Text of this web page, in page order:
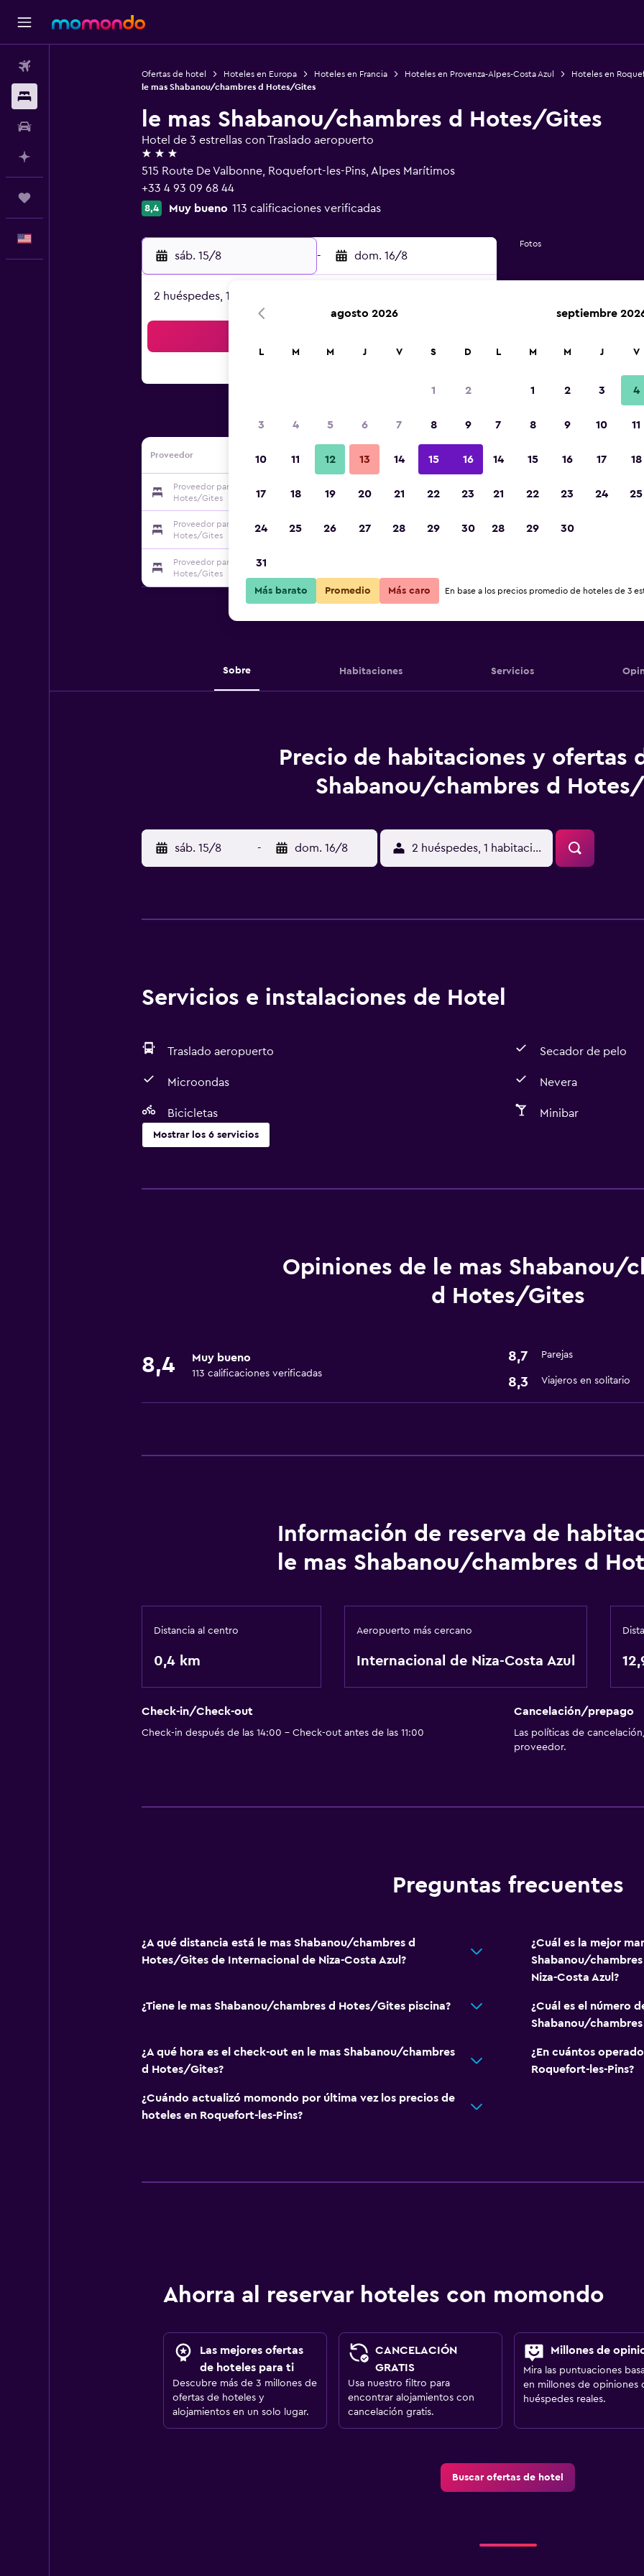
Ofertas de hotel Hoteles en Europa Hoteles en Francia Hoteles en Provenza-Alpes-Costa Azul
Hoteles en
le mas Shabanou/chambres d Hotes/Gites
le mas Shabanou/chambres d Hotes/Gites
Hotel de 3 estrellas con Traslado aeropuerto
3 estrellas
515 Route De Valbonne, Roquefort-les-Pins, Alpes Marítimos
+33 4 93 09 68 44
8,4 Muy bueno 113 calificaciones verificadas
sáb. 15/8 - dom. 16/8
2 huéspedes, 1 habitación
Proveedor
Proveedor para le mas Shabanou/chambres d
Hotes/Gites
Ver precios
Proveedor para le mas Shabanou/chambres d
Hotes/Gites
Ver precios
Proveedor para le mas Shabanou/chambres d
Hotes/Gites
Fotos
Sobre Habitaciones Servicios
Precio de habitaciones y ofertas
Shabanou/chambres d
sáb. 15/8 - dom. 16/8 2 huéspedes, 1 habitación
Servicios e instalaciones de Hotel
Traslado aeropuerto Secador de pelo
Microondas Nevera
Bicicletas Minibar
Mostrar los 6 servicios
Microondas
Traslado aeropuerto
Actividades
Bicicletas
Opiniones de le mas Shabanou/
d Hotes/Gites
8,4 Muy bueno
113 calificaciones verificadas
8,7 Parejas
8,3 Viajeros en solitario
Información de reserva de
le mas Shabanou/chambres d
Distancia al centro
0,4 km
Aeropuerto más cercano
Internacional de Niza-Costa Azul
Check-in/Check-out
Check-in después de las 14:00 - Check-out antes de las 11:00
Cancelación/prepago
Las políticas de
proveedor.
Preguntas frecuentes
¿A qué distancia está le mas Shabanou/chambres d
Hotes/Gites de Internacional de Niza-Costa Azul?
¿Cuál es la mejor
Shabanou/
Niza-Costa Azul?
¿Tiene le mas Shabanou/chambres d Hotes/Gites piscina?
¿Cuál es el número
Shabanou/
¿A qué hora es el check-out en le mas Shabanou/chambres
d Hotes/Gites?
¿En cuántos
Roquefort-les-Pins?
¿Cuándo actualizó momondo por última vez los precios de
hoteles en Roquefort-les-Pins?
Ahorra al reservar hoteles con momondo
Las mejores ofertas
de hoteles para ti
Descubre más de 3 millones de
ofertas de hoteles y
alojamientos en un solo lugar.
CANCELACIÓN
GRATIS
Usa nuestro filtro para
encontrar alojamientos con
cancelación gratis.
Millones de
Mira las puntuaciones
en millones de opiniones
huéspedes reales.
Buscar ofertas de hotel
agosto 2026
L M M J V S D
1 2
3 4 5 6 7 8 9
10 11 12 13 14 15 16
17 18 19 20 21 22 23
24 25 26 27 28 29 30
31
septiembre
L M M J V
1 2 3 4
7 8 9 10 11
14 15 16 17 18
21 22 23 24 25
28 29 30
Más barato Promedio Más caro En base a los precios promedio de hoteles de 3